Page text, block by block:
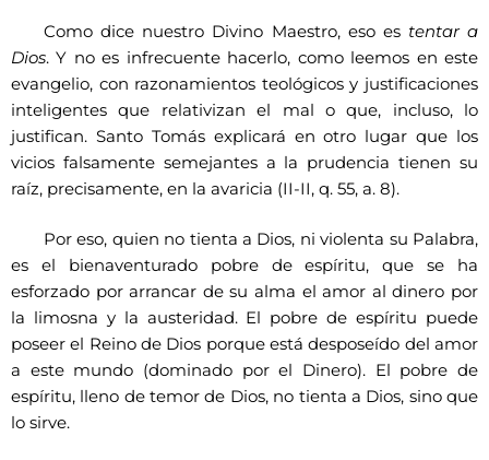
Como dice nuestro Divino Maestro, eso es tentar a
Dios. Y no es infrecuente hacerlo, como leemos en este
evangelio, con razonamientos teológicos y justificaciones
inteligentes que relativizan el mal o que, incluso, lo
justifican. Santo Tomás explicará en otro lugar que los
vicios falsamente semejantes a la prudencia tienen su
raíz, precisamente, en la avaricia (II-II, q. 55, a. 8).
Por eso, quien no tienta a Dios, ni violenta su Palabra,
es el bienaventurado pobre de espíritu, que se ha
esforzado por arrancar de su alma el amor al dinero por
la limosna y la austeridad. El pobre de espíritu puede
poseer el Reino de Dios porque está desposeído del amor
a este mundo (dominado por el Dinero). El pobre de
espíritu, lleno de temor de Dios, no tienta a Dios, sino que
lo sirve.